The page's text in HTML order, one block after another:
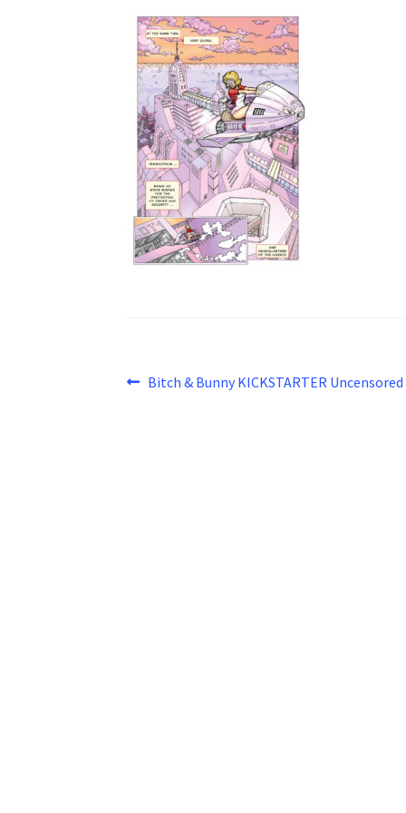
Beitragsnavigation
Vorheriger
Bitch & Bunny KICKSTARTER Uncensored